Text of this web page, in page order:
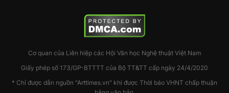
Cơ quan của Liên hiệp các Hội Văn học Nghệ thuật Việt Nam
Giấy phép số 173/GP-BTTTT của Bộ TT&TT cấp ngày 24/4/2020
* Chỉ được dẫn nguồn "Arttimes.vn" khi được Thời báo VHNT chấp thuận